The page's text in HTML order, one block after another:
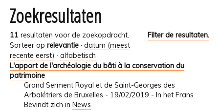
Zoekresultaten
11 resultaten voor de zoekopdracht.
Filter de resultaten.
Sorteer op relevantie · datum (meest
recente eerst) · alfabetisch
L'apport de l'archéologie du bâti à la conservation du
patrimoine
Grand Serment Royal et de Saint-Georges des
Arbalétriers de Bruxelles - 19/02/2019 - In het Frans
Bevindt zich in News